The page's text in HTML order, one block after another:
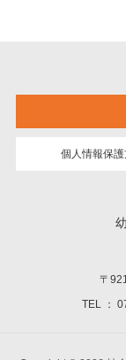
個人情報保
幼
〒
TEL ：